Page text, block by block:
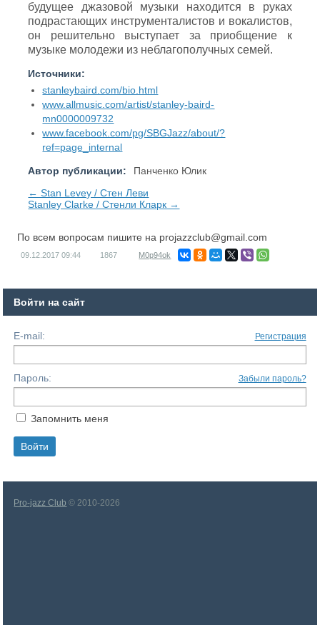
будущее джазовой музыки находится в руках
подрастающих инструменталистов и вокалистов,
он решительно выступает за приобщение к
музыке молодежи из неблагополучных семей.
Источники:
stanleybaird.com/bio.html
www.allmusic.com/artist/stanley-baird-
mn0000009732
www.facebook.com/pg/SBGJazz/about/?
ref=page_internal
Автор публикации:
Панченко Юлик
← Stan Levey / Стен Леви
Stanley Clarke / Стенли Кларк →
По всем вопросам пишите на projazzclub@gmail.com
09.12.2017 09:44 1867 M0p94ok
Войти на сайт
E-mail: Регистрация
Пароль: Забыли пароль?
Запомнить меня
Pro-jazz Club © 2010-2026